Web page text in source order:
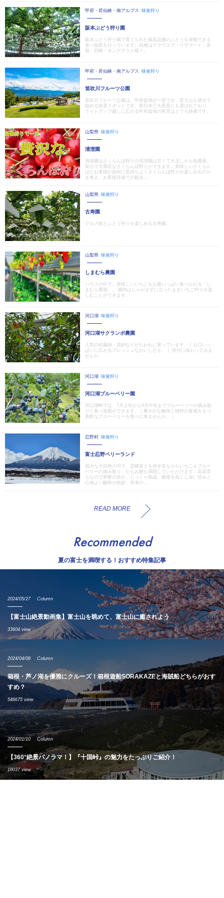
甲府・昇仙峡・南アルプス 味覚狩り
阪本ぶどう狩り園
阪本ぶどう狩り園で育てられた最高品種のぶどうを堪能できる
食べ放題を行っています。品種はデラウエア・リザマート・赤
嶺・巨峰・キングデラと様々。
甲府・昇仙峡・南アルプス 味覚狩り
笛吹川フルーツ公園
笛吹川フルーツ公園は、甲府盆地が一望でき、富士山も併せて
臨める絶景スポットです。新日本三大夜景にも選ばれており、
ライトアップ越しに広がる甲府盆地の夜景はとても綺麗です。
山梨県 味覚狩り
清澄園
清澄園はさくらんぼ狩りの清澄園は甘くて大玉しかも低農薬、
安心で大満足なさくらんぼ狩りができます。美味しいさくらん
ぼとお客様が如何に気持ちよくさくらんぼ狩りが楽しめるのか
を考え、お客様目線での観光...
山梨県 味覚狩り
古寿園
グルメ館とぶどう狩りを楽しめる古寿園。
山梨県 味覚狩り
しまむら農園
ハウスの中で、美味しいいちごをお腹いっぱい食べられる「し
まむら農園」。 園内はしゃがまずに立ったままいちご狩りを楽
しむことができます。
河口湖 味覚狩り
河口湖サクランボ農園
人気の佐藤錦・高砂などがたわわに実っています。｜お口いっ
ぱいに広がるフレッシュなおいしさを、｜ 存分に味わってみま
せんか。
河口湖 味覚狩り
河口湖ブルーベリー園
河口湖畔では、7月上旬から8月中旬までブルーベリーの摘み取
りと食べ放題ができます。｜爽やかな酸味と独特の食感をもつ
新鮮なブルーベリーを食べに来ませんか。｜
忍野村 味覚狩り
富士忍野ベリーランド
雄大な大自然の中で、霊峰富士を仰ぎ見ながらいちご＆ブルー
ベリーの摘み取り、心もお腹も満喫していただけます。高原育
ちなので寒暖の差が、じっくり熟成、糖度を高くし深い甘みと
心地よい酸味が絶妙。本来の...
READ MORE
Recommended
夏の富士を満喫する！おすすめ特集記事
2024/05/27 Column
【富士山絶景動画集】富士山を眺めて、富士山に癒されよう
33604 view
2024/04/08 Column
箱根・芦ノ湖を優雅にクルーズ！箱根遊船SORAKAZEと海賊船どちらがおす
すめ？
546675 view
2024/01/10 Column
【360°絶景パノラマ！】『十国峠』の魅力をたっぷりご紹介！
18037 view